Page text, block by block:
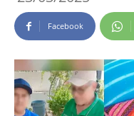
Facebook